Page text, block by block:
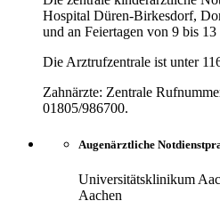
Hospital Düren-Birkesdorf,
und an Feiertagen von 9 bis
Die Arztrufzentrale ist unter
Zahnärzte: Zentrale
01805/986700.
Augenärztliche
Universitätsklinikum
Aachen